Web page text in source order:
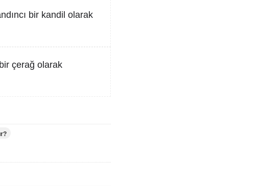
bir kandil olarak
çerağ olarak